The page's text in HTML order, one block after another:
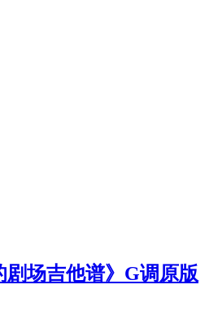
场吉他谱》G调原版